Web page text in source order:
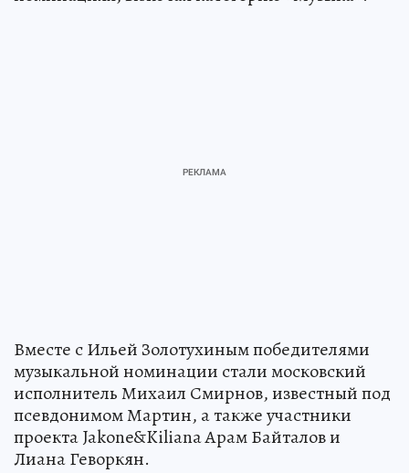
Вместе с Ильей Золотухиным победителями
музыкальной номинации стали московский
исполнитель Михаил Смирнов, известный под
псевдонимом Мартин, а также участники
проекта Jakone&Kiliana Арам Байталов и
Лиана Геворкян.